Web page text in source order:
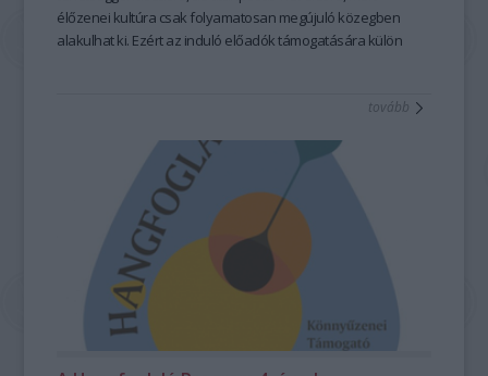
élőzenei kultúra csak folyamatosan megújuló közegben
alakulhat ki. Ezért az induló előadók támogatására külön
támogató kommunikáció megvalósításáért. A támogatás
összege maximum kétmillió forint. A támogatottakat
tapasztalt mentorok segítik. Ezen kívül a
Hangfoglaló Program fellépési lehetőséget biztosít számukra
a nagyobb nyári fesztiválokon. Most a 2017/2018-as évad
nyerteseit mutatjuk be!
tovább